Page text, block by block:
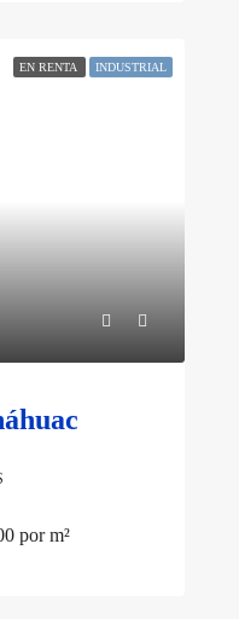
EN RENTA INDUSTRIAL
por m²